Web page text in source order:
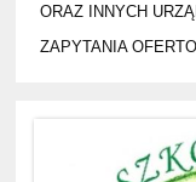
ORAZ INNYCH
ZAPYTANIA